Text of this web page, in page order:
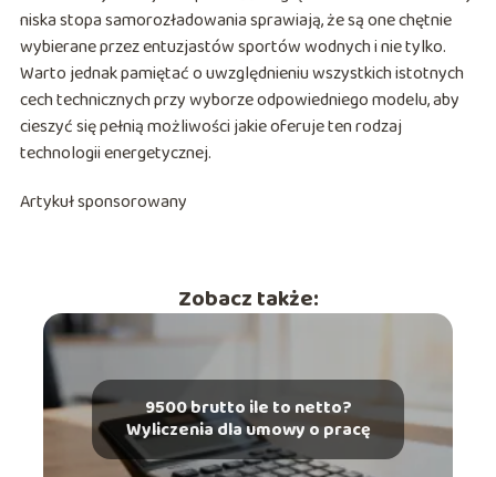
niska stopa samorozładowania sprawiają, że są one chętnie
wybierane przez entuzjastów sportów wodnych i nie tylko.
Warto jednak pamiętać o uwzględnieniu wszystkich istotnych
cech technicznych przy wyborze odpowiedniego modelu, aby
cieszyć się pełnią możliwości jakie oferuje ten rodzaj
technologii energetycznej.
Artykuł sponsorowany
Zobacz także:
9500 brutto ile to netto?
Wyliczenia dla umowy o pracę